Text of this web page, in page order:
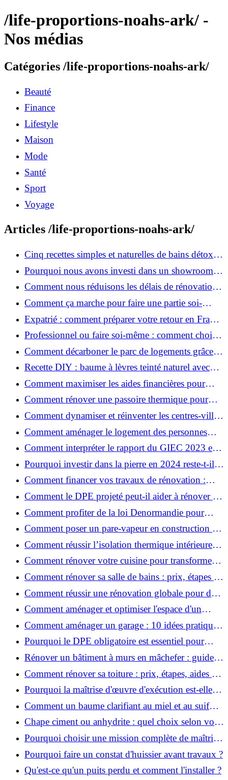
/life-proportions-noahs-ark/ -
Nos médias
Catégories /life-proportions-noahs-ark/
Beauté
Finance
Lifestyle
Maison
Mode
Santé
Sport
Voyage
Articles /life-proportions-noahs-ark/
Cinq recettes simples et naturelles de bains détox
maison
Pourquoi nous avons investi dans un showroom-
atelier et ce que cela apporte aux clients
Comment nous réduisons les délais de rénovation à
3 mois au lieu de 6?
Comment ça marche pour faire une partie soi-
même et nous confier le reste ?
Expatrié : comment préparer votre retour en France
et rénover votre bien à distance ?
Professionnel ou faire soi-même : comment choisir
pour votre rénovation ?
Comment décarboner le parc de logements grâce à
la rénovation énergétique ?
Recette DIY : baume à lèvres teinté naturel avec
SPF
Comment maximiser les aides financières pour
votre rénovation ?
Comment rénover une passoire thermique pour
une maison durable ?
Comment dynamiser et réinventer les centres-villes
avec Action Cœur de Ville ?
Comment aménager le logement des personnes
âgées et obtenir des aides financières ?
Comment interpréter le rapport du GIEC 2023 et
en retenir l'essentiel ?
Pourquoi investir dans la pierre en 2024 reste-t-il
un choix sûr ?
Comment financer vos travaux de rénovation :
aides, prêts et solutions pratiques ?
Comment le DPE projeté peut-il aider à rénover et
valoriser votre bien ?
Comment profiter de la loi Denormandie pour
investir dans l'ancien et défiscaliser ?
Comment poser un pare-vapeur en construction et
rénovation : rôle et erreurs à éviter?
Comment réussir l’isolation thermique intérieure
pour une maison économe en énergie ?
Comment rénover votre cuisine pour transformer
votre espace de vie ?
Comment rénover sa salle de bains : prix, étapes et
astuces ?
Comment réussir une rénovation globale pour des
économies et un confort durables?
Comment aménager et optimiser l'espace d'un
studio : 10 astuces pratiques ?
Comment aménager un garage : 10 idées pratiques
et efficaces ?
Pourquoi le DPE obligatoire est essentiel pour
vendre ou louer un bien ?
Rénover un bâtiment à murs en mâchefer : guide
pratique et solutions
Comment rénover sa toiture : prix, étapes, aides et
réglementation ?
Pourquoi la maîtrise d'œuvre d'exécution est-elle
indispensable pour vos chantiers ?
Comment un baume clarifiant au miel et au suif
peut-il purifier la peau ?
Chape ciment ou anhydrite : quel choix selon votre
projet ?
Pourquoi choisir une mission complète de maîtrise
d’œuvre pour réussir vos projets?
Pourquoi faire un constat d'huissier avant travaux ?
Qu'est-ce qu'un puits perdu et comment l'installer ?